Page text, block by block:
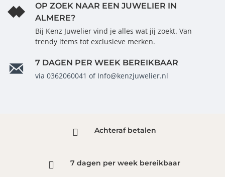
OP ZOEK NAAR EEN JUWELIER IN
ALMERE?
Bij Kenz Juwelier vind je alles wat jij zoekt. Van
trendy items tot exclusieve merken.
7 DAGEN PER WEEK BEREIKBAAR
via 0362060041 of Info@kenzjuwelier.nl
Achteraf betalen
7 dagen per week bereikbaar